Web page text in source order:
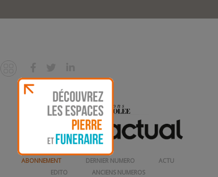
ABONNEMENT DERNIER NUMERO
ACTU
EDITO
ANCIENS NUMEROS